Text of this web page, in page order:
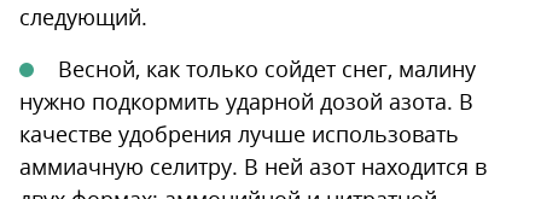
следующий.
Весной, как только сойдет снег, малину
нужно подкормить ударной дозой азота. В
качестве удобрения лучше использовать
аммиачную селитру. В ней азот находится в